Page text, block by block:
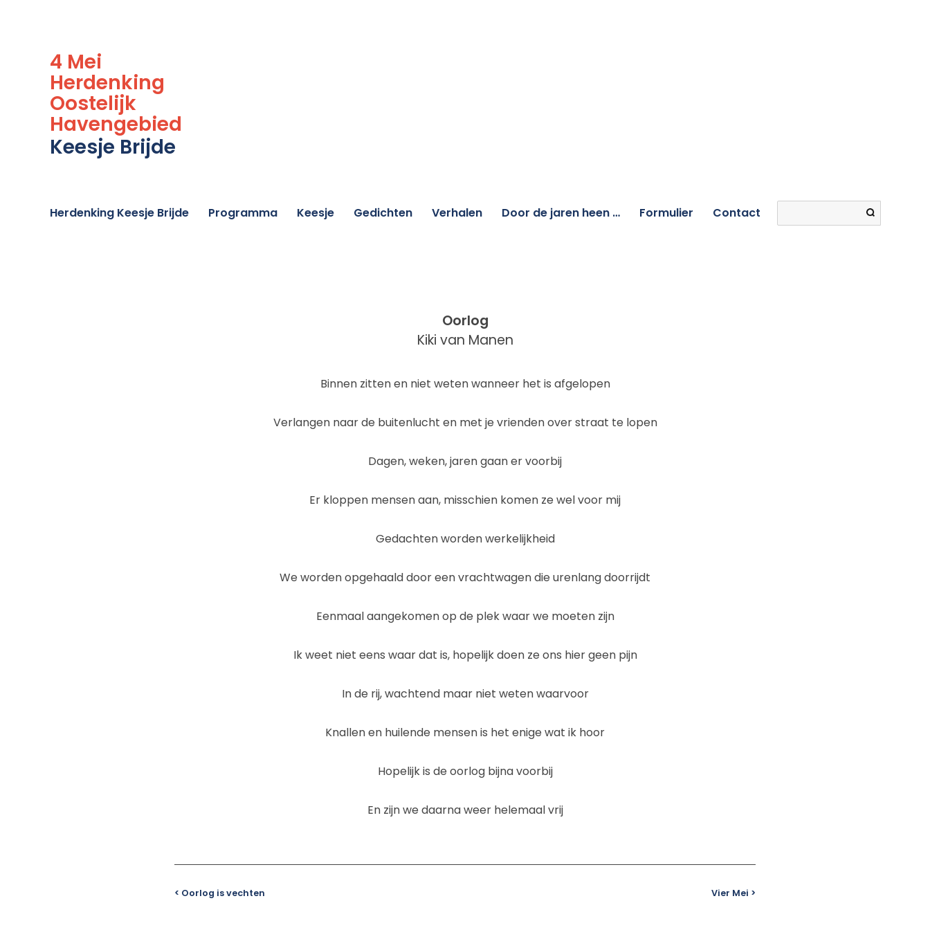
4 Mei
Herdenking
Oostelijk
Havengebied
Keesje Brijde
Herdenking Keesje Brijde Programma Keesje Gedichten Verhalen Door de jaren heen … Formulier Contact
Oorlog
Kiki van Manen
Binnen zitten en niet weten wanneer het is afgelopen
Verlangen naar de buitenlucht en met je vrienden over straat te lopen
Dagen, weken, jaren gaan er voorbij
Er kloppen mensen aan, misschien komen ze wel voor mij
Gedachten worden werkelijkheid
We worden opgehaald door een vrachtwagen die urenlang doorrijdt
Eenmaal aangekomen op de plek waar we moeten zijn
Ik weet niet eens waar dat is, hopelijk doen ze ons hier geen pijn
In de rij, wachtend maar niet weten waarvoor
Knallen en huilende mensen is het enige wat ik hoor
Hopelijk is de oorlog bijna voorbij
En zijn we daarna weer helemaal vrij
< Oorlog is vechten Vier Mei >